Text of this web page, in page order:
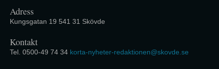
Adress
Kungsgatan 19 541 31 Skövde
Kontakt
Tel. 0500-49 74 34 korta-nyheter-redaktionen@skovde.se